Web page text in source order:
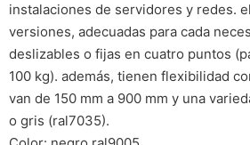
instalaciones de servidores y redes.
versiones, adecuadas para cada
deslizables o fijas en cuatro puntos
100 kg). además, tienen flexibilidad
van de 150 mm a 900 mm y una
o gris (ral7035).